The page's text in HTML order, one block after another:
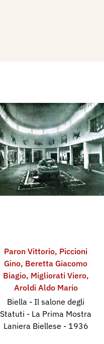
Paron Vittorio, Piccioni
Gino, Beretta Giacomo
Biagio, Migliorati Viero,
Aroldi Aldo Mario
Biella - Il salone degli
Statuti - La Prima Mostra
Laniera Biellese - 1936